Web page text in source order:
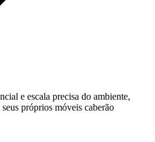
e escala precisa do ambiente,
próprios móveis caberão